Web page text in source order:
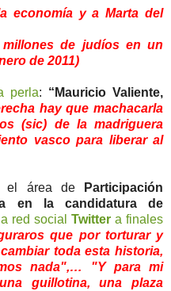
economía y a Marta del
de judíos en un
de 2011)
perla: “Mauricio Valiente,
hay que machacarla
(sic) de la madriguera
vasco para liberar al
el área deParticipación
en la candidatura de
red social Twitter a finales
que por torturar y
toda esta historia,
nada",… "Y para mi
guillotina, una plaza